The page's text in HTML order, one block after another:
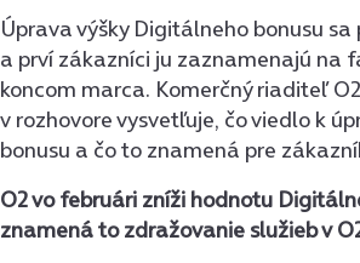
Úprava výšky Digitálneho bonusu
a prví zákazníci ju zaznamenajú na
koncom marca. Komerčný riaditeľ
v rozhovore vysvetľuje, čo viedlo k
bonusu a čo to znamená pre
O2 vo februári zníži hodnotu
znamená to zdražovanie služieb v